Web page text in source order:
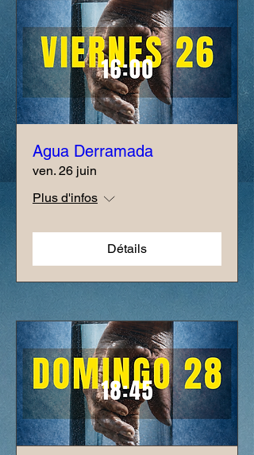
Agua Derramada
ven. 26 juin
Plus d'infos
Détails